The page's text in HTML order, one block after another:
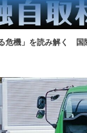
危機」を読み解く 国